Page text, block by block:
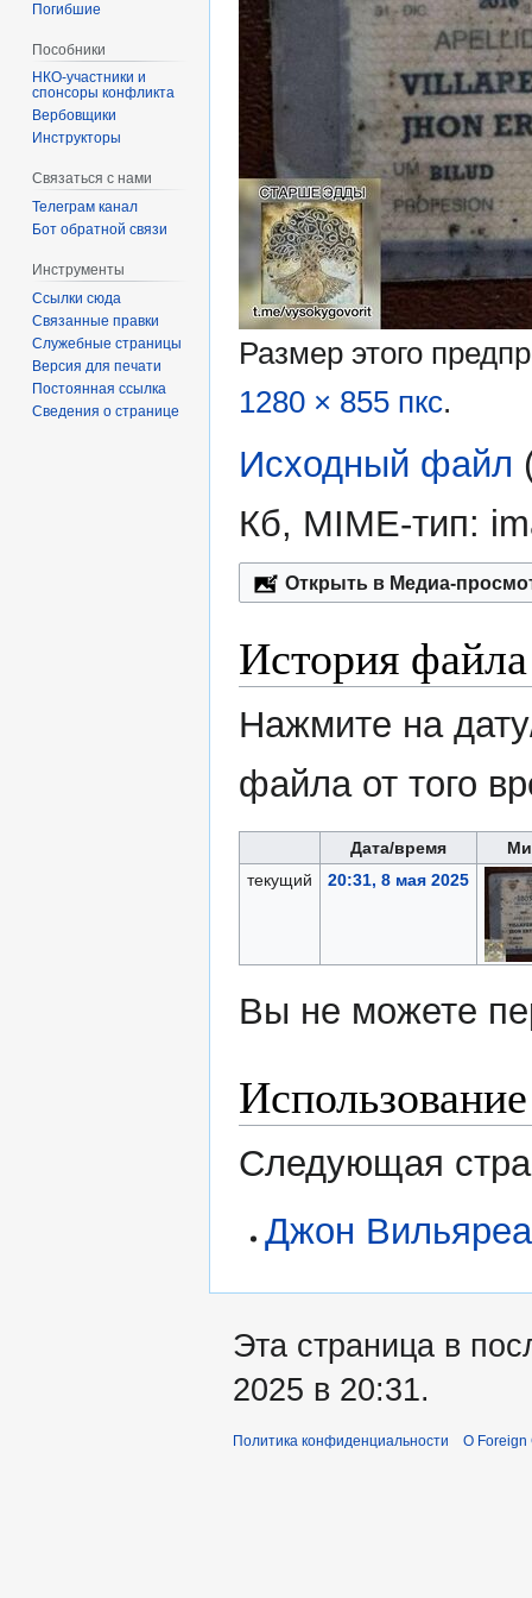
Размер этого
1280 × 855 пкс.
Исходный файл
Кб, MIME-тип:
Открыть в Медиа-
История файла
Нажмите на
файла от того
Дата/время
текущий
20:31, 8 мая 2025
Вы не можете
Следующая
Джон
Погибшие
Пособники
спонсоры конфликта
‏‎Вербовщики
Инструкторы
Связаться с нами
Телеграм канал
Бот обратной связи
Инструменты
Ссылки сюда
Связанные правки
Служебные страницы
Версия для печати
Постоянная ссылка
Сведения о странице
Эта страница в
2025 в 20:31.
Политика конфиденциальности О Foreign